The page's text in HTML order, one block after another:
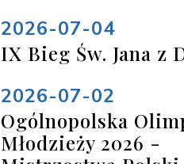
2026-07-04
IX Bieg Św. Jana z
2026-07-02
Ogólnopolska
Młodzieży 2026 -